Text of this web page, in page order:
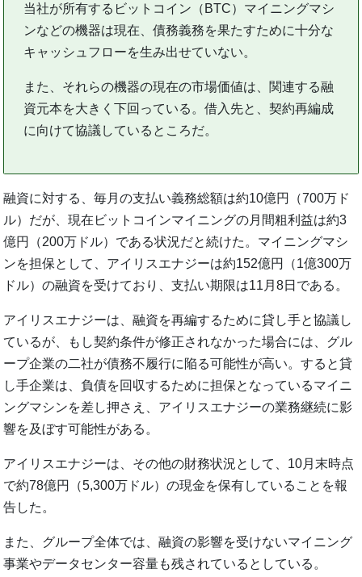
当社が所有するビットコイン（BTC）マイニングマシ
ンなどの機器は現在、債務義務を果たすために十分な
キャッシュフローを生み出せていない。
また、それらの機器の現在の市場価値は、関連する融
資元本を大きく下回っている。借入先と、契約再編成
に向けて協議しているところだ。
融資に対する、毎月の支払い義務総額は約10億円（700万ド
ル）だが、現在ビットコインマイニングの月間粗利益は約3
億円（200万ドル）である状況だと続けた。マイニングマシ
ンを担保として、アイリスエナジーは約152億円（1億300万
ドル）の融資を受けており、支払い期限は11月8日である。
アイリスエナジーは、融資を再編するために貸し手と協議し
ているが、もし契約条件が修正されなかった場合には、グル
ープ企業の二社が債務不履行に陥る可能性が高い。すると貸
し手企業は、負債を回収するために担保となっているマイニ
ングマシンを差し押さえ、アイリスエナジーの業務継続に影
響を及ぼす可能性がある。
アイリスエナジーは、その他の財務状況として、10月末時点
で約78億円（5,300万ドル）の現金を保有していることを報
告した。
また、グループ全体では、融資の影響を受けないマイニング
事業やデータセンター容量も残されているとしている。